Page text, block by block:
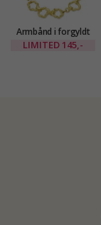
Armbånd i forgyldt
messing - Eliné
LIMITED 145,-